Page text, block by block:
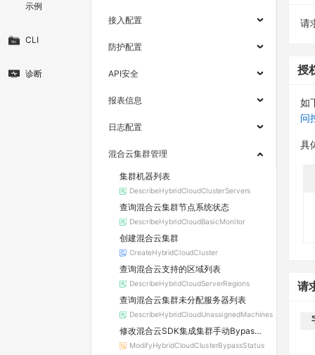
示例
CLI
诊断
接入配置
防护配置
API安全
报表信息
日志配置
混合云集群管理
集群机器列表
DescribeHybridCloudClusterServers
查询混合云集群节点系统状态
DescribeHybridCloudBasicMonitor
创建混合云集群
CreateHybridCloudCluster
查询混合云支持的区域列表
DescribeHybridCloudServerRegions
查询混合云集群未分配服务器列表
DescribeHybridCloudUnassignedMachines
修改混合云SDK集成集群手动Bypass开关
ModifyHybridCloudClusterBypassStatus
请
授
如
问
具
请